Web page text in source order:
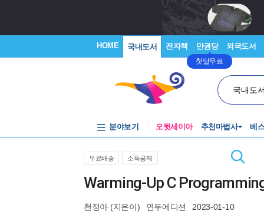
HOME 국내도서 전자책 만권당
첫달무료
외국도서
국내도
분야보기 오뒷세이아 추천마법사 베
무료배송 소득공제
Warming-Up C
천정아 (지은이) 연두에디션 2023-01-10